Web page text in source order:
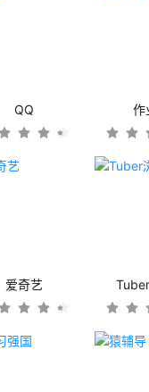
QQ 作
爱奇艺